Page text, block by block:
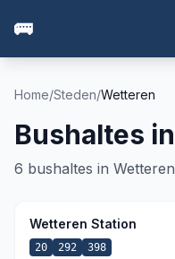
🚌
Home/Steden/Wetteren
Bushaltes in
6 bushaltes in Wetteren
Wetteren Station
20 292 398